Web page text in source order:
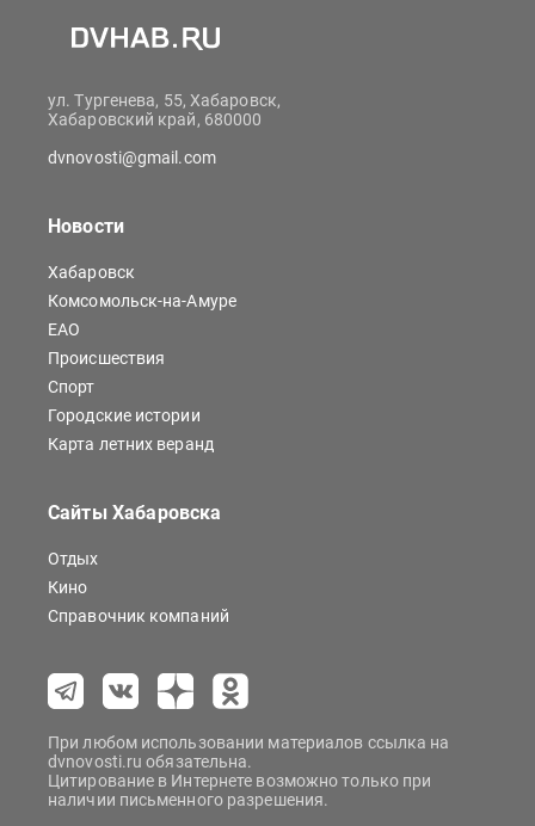
ул. Тургенева, 55, Хабаровск,
Хабаровский край, 680000
dvnovosti@gmail.com
Новости
Хабаровск
Комсомольск-на-Амуре
ЕАО
Происшествия
Спорт
Городские истории
Карта летних веранд
Сайты Хабаровска
Отдых
Кино
Справочник компаний
При любом использовании материалов ссылка на
dvnovosti.ru обязательна.
Цитирование в Интернете возможно только при
наличии письменного разрешения.